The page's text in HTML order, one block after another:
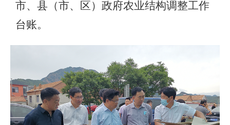
市、县（市、区）政府农业结构调整工作
台账。